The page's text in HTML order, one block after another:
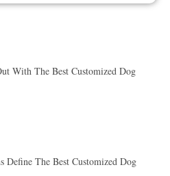
With The Best Customized Dog
Define The Best Customized Dog